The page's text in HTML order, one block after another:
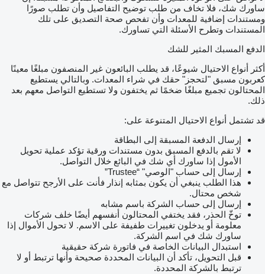
ساورك شك، فلا تخاف من طلب توضيح التفاصيل وأن تطلب صورًا
ومستندات إضافية للمعدات وأن تفحص صحة التصديق على تلك
المستندات وتطرح الأسئلة التي تساورك.
الدفع المسبك المثير للشك
أكثر أنواع الاحتيال شيوعًا، قد يطلب البائعون غير المنصفون مبلغًا معينًا
كعربون مسبق "لتحجز" حقك في شراء المعدات. وبالتالي يستطيع
المحتالون تجميع مبلغًا ضخمًا ثم يختفون ولا تستطيع التواصل معهم بعد
ذلك.
قد تشتمل أنواع الاحتيال المتنوعة على:
إرسال الدفعة المسبقة إلى البطاقة
لا تقم بالدفع المسبق بدون مستندات ورقية تؤكد عملية تحويل
الأمول إذا ساورك أي شك في البائع خلال التواصل.
إرسال إلى حساب "الوصي" “Trustee”
هذا الطلب ينبغي أن يكون بمثابه إنذار فأنت على الأرجح تتواصل مع
شخص محتال.
إرسال إلى حساب الشركة باسم مشابه
توخّ الحذر، فقد يختفي المحتالون أنفسهم أيضًا خلف شركات
معلومة أو يدخلون تغييرات طفيفة على الاسم. لا تحول الأموال إذا
ساورك شك في اسم الشركة.
استبدال البيانات الخاصة في فاتورة شركة حقيقية
قبل التحويل، تأكد أن البيانات المحددة صحيحة وأنها ترتبط أو لا
ترتبط بالشركة المحددة.